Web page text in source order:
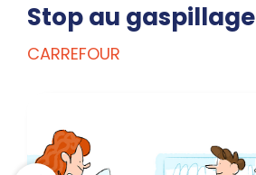
Stop au gaspillage
CARREFOUR